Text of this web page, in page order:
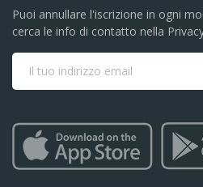
Puoi annullare l'iscrizione in ogni
cerca le info di contatto nella